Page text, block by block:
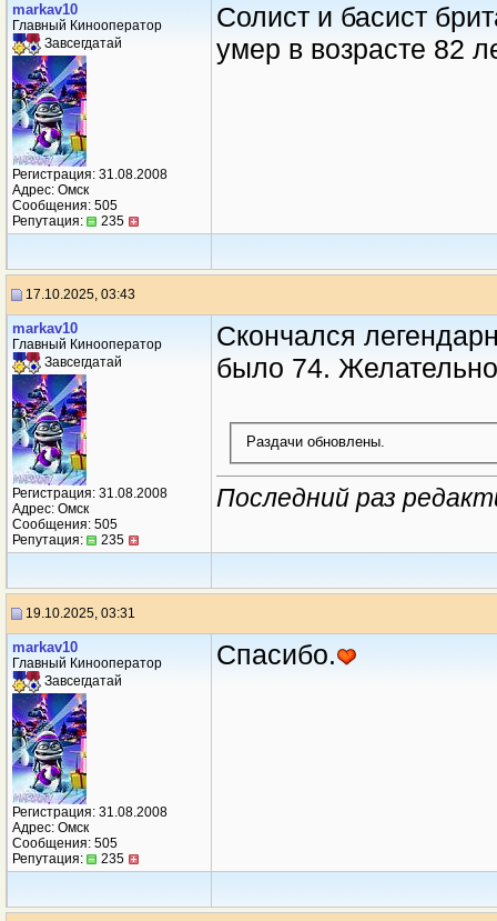
markav10
Главный Кинооператор
Завсегдатай
Регистрация: 31.08.2008
Адрес: Омск
Сообщения: 505
Репутация:
235
Солист и басист
умер в возрасте 82
17.10.2025, 03:43
markav10
Главный Кинооператор
Завсегдатай
Регистрация: 31.08.2008
Адрес: Омск
Сообщения: 505
Репутация:
235
Скончался
было 74.
Раздачи обновлены.
Последний раз
19.10.2025, 03:31
markav10
Главный Кинооператор
Завсегдатай
Регистрация: 31.08.2008
Адрес: Омск
Сообщения: 505
Репутация:
235
Спасибо.